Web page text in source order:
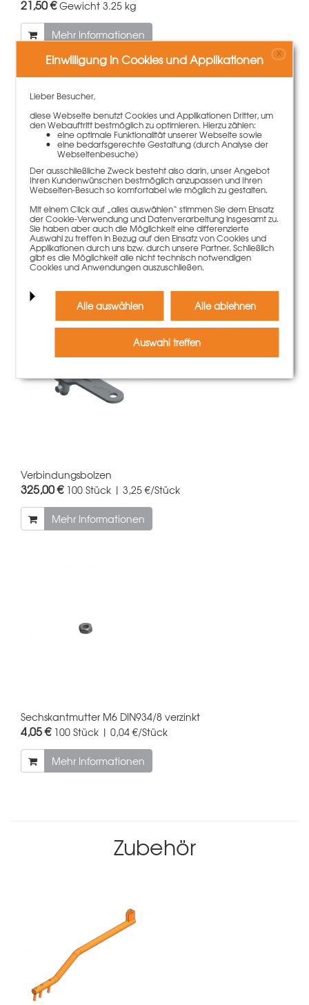
21,50 €Gewicht 3.25 kg
Mehr Informationen
Linsensenkschraube M6x30 mit kleinem Kopf verzinkt
11,00 €100 Stück | 0,11 €/Stück
Mehr Informationen
Verbindungsbolzen
325,00 € 100 Stück | 3,25 €/Stück
Mehr Informationen
Sechskantmutter M6 DIN934/8 verzinkt
4,05 € 100 Stück | 0,04 €/Stück
Mehr Informationen
Zubehör
Einwilligung in Cookies und Applikationen X
Lieber Besucher,
diese Webseite benutzt Cookies und Applikationen Dritter, um
den Webauftritt bestmöglich zu optimieren. Hierzu zählen:
eine optimale Funktionalität unserer Webseite sowie
eine bedarfsgerechte Gestaltung (durch Analyse der
Webseitenbesuche)
Der ausschließliche Zweck besteht also darin, unser Angebot
Ihren Kundenwünschen bestmöglich anzupassen und Ihren
Webseiten-Besuch so komfortabel wie möglich zu gestalten.
Mit einem Click auf „alles auswählen“ stimmen Sie dem Einsatz
der Cookie-Verwendung und Datenverarbeitung insgesamt zu.
Sie haben aber auch die Möglichkeit eine differenzierte
Auswahl zu treffen in Bezug auf den Einsatz von Cookies und
Applikationen durch uns bzw. durch unsere Partner. Schließlich
gibt es die Möglichkeit alle nicht technisch notwendigen
Cookies und Anwendungen auszuschließen.
Alle auswählen Alle ablehnen
Auswahl treffen